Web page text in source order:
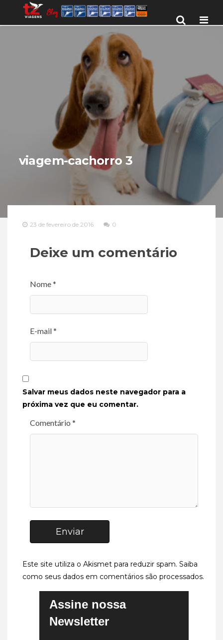
viagem-cachorro 3
23 de fevereiro de 2016 0
Deixe um comentário
Nome *
E-mail *
Salvar meus dados neste navegador para a
próxima vez que eu comentar.
Comentário *
Enviar
Este site utiliza o Akismet para reduzir spam. Saiba
como seus dados em comentários são processados.
Assine nossa
Newsletter